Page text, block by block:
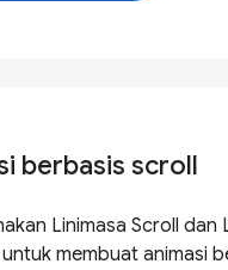
berbasis scroll
Linimasa Scroll dan
membuat animasi